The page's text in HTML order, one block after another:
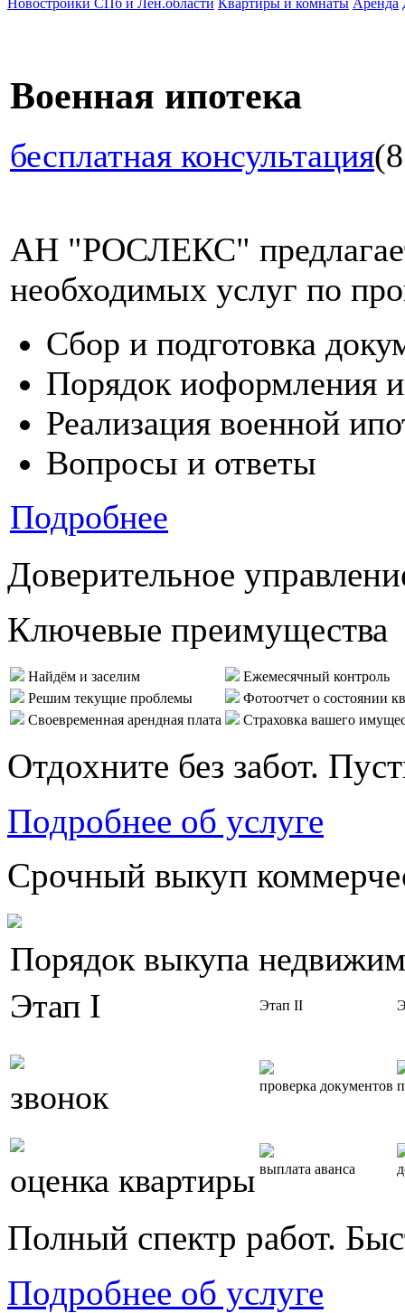
Военная ипотека
бесплатная консультация
АН "РОСЛЕКС"
необходимых услуг по
Сбор и подготовка
Порядок иоформления
Реализация военной
Вопросы и ответы
Подробнее
Доверительное
Ключевые преимущества
Найдём и заселим
Ежемесячный контроль
Решим текущие проблемы
Фотоотчет о состоянии
Своевременная арендная плата
Страховка вашего
Отдохните без забот.
Подробнее об услуге
Срочный выкуп
Порядок выкупа
Этап I
Этап II
звонок проверка документов
оценка квартиры выплата аванса
Полный спектр работ.
Подробнее об услуге